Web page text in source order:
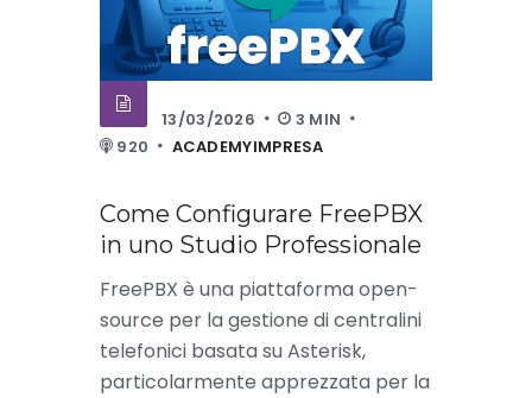
13/03/2026
3 MIN
920
ACADEMYIMPRESA
Come Configurare FreePBX
in uno Studio Professionale
FreePBX è una piattaforma open-
source per la gestione di centralini
telefonici basata su Asterisk,
particolarmente apprezzata per la